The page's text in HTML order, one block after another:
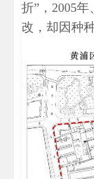
折”，2005
改，却因种